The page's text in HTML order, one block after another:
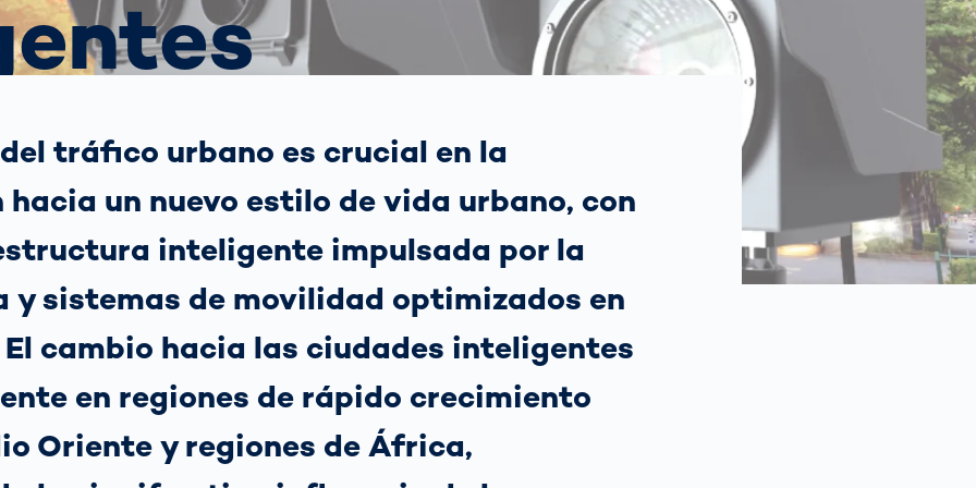
funciona la
del
sensores ópticostransmisión
Sistemas de
para los koalas:
Bosque” -
también en
Hagamos algo
bueno juntos
No lo dudé y me
puse manos a la
obra
Más temas
Detectadas:
referentes en
Spain español
France français
Poland polski
Oriente y África
tráfico urbano es crucial en la
un nuevo estilo de vida urbano, con
inteligente impulsada por la
y sistemas de movilidad optimizados en
El cambio hacia las ciudades inteligentes
en regiones de rápido crecimiento
Oriente y regiones de África,